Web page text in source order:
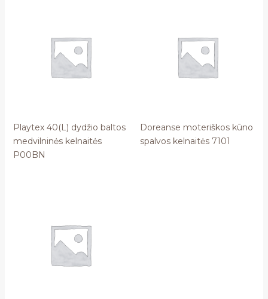
Playtex 40(L) dydžio baltos
medvilninės kelnaitės
P00BN
Doreanse moteriškos kūno
spalvos kelnaitės 7101